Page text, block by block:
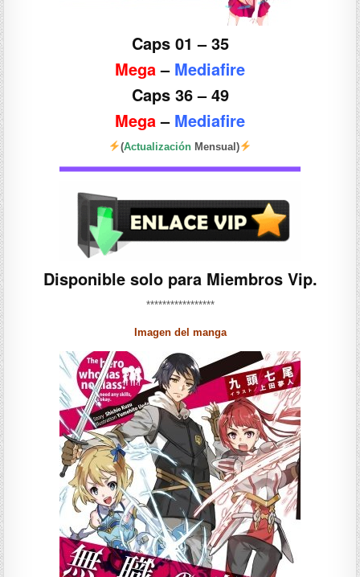
Caps 01 – 35
Mega– Mediafire
Caps 36 – 49
Mega– Mediafire
(Actualización Mensual)
Disponible solo para Miembros Vip.
*****************
Imagen del manga